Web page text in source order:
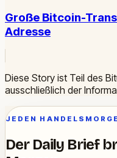
Große Bitcoin-
Adresse
Diese Story ist Teil des
ausschließlich der
JEDEN
Der Daily Brief